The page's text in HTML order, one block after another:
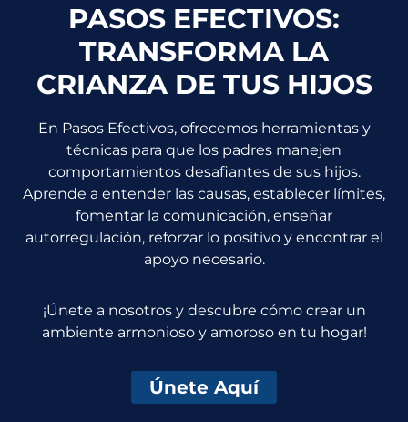
PASOS EFECTIVOS:
TRANSFORMA LA
CRIANZA DE TUS HIJOS
En Pasos Efectivos, ofrecemos herramientas y
técnicas para que los padres manejen
comportamientos desafiantes de sus hijos.
Aprende a entender las causas, establecer límites,
fomentar la comunicación, enseñar
autorregulación, reforzar lo positivo y encontrar el
apoyo necesario.
¡Únete a nosotros y descubre cómo crear un
ambiente armonioso y amoroso en tu hogar!
Únete Aquí